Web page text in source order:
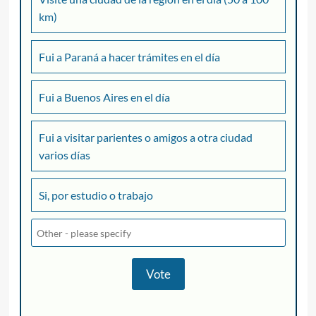
km)
Fui a Paraná a hacer trámites en el día
Fui a Buenos Aires en el día
Fui a visitar parientes o amigos a otra ciudad
varios días
Si, por estudio o trabajo